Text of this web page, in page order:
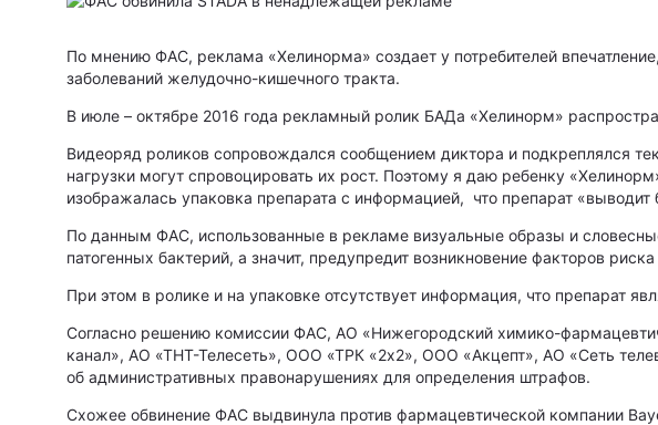
По мнению ФАС, реклама «Хелинорма» создает у потребителей
заболеваний желудочно-кишечного тракта.
В июле – октябре 2016 года рекламный ролик БАДа «Хелинорм»
Видеоряд роликов сопровождался сообщением диктора и подкреплялся
нагрузки могут спровоцировать их рост. Поэтому я даю ребенку
изображалась упаковка препарата с информацией, что препарат
По данным ФАС, использованные в рекламе визуальные образы и
патогенных бактерий, а значит, предупредит возникновение факторов
При этом в ролике и на упаковке отсутствует информация, что препарат
Согласно решению комиссии ФАС, АО «Нижегородский химико-
канал», АО «ТНТ-Телесеть», ООО «ТРК «2х2», ООО «Акцепт», АО «Сеть
об административных правонарушениях для определения штрафов.
Схожее обвинение ФАС выдвинула против фармацевтической компании